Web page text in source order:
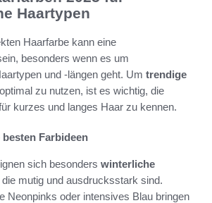
Haartypen
Haarfarbe kann eine
besonders wenn es um
und -längen geht. Um trendige
optimal zu nutzen, ist es wichtig, die
kurzes und langes Haar zu kennen.
Farbideen
sich besonders winterliche
die mutig und ausdrucksstark sind.
Neonpinks oder intensives Blau bringen